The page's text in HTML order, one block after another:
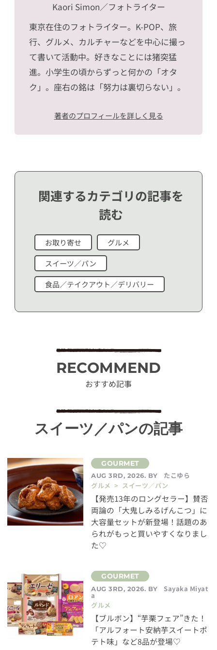
Kaori Simon／フォトライター
東京在住のフォトライター。K-POP、旅
行、グルメ、カルチャーなどを中心に撮っ
て書いて活動中。好きなことには猪突猛
進。小学生の頃からずっと何かの「オタ
ク」。座右の銘は「努力は裏切らない」。
著者のプロフィールを詳しく見る
関連するカテゴリの記事を
読む
お取り寄せ グルメ
スイーツ／パン
食品／テイクアウト／デリバリー
RECOMMEND
おすすめ記事
スイーツ／パンの記事
AUG 3RD, 2026. BY
たこゆら
グルメ > スイーツ／パン
【発売13年のロングセラー】賛否
両論の「大鬼しみるげんこつ」に
大容量セットが新登場！話題のあ
られがもっと買いやすくなりまし
た♡
AUG 3RD, 2026. BY Sayaka Miyat
a
グルメ
【ブルボン】“芋栗フェア”きた！
「アルフォート安納芋スイートポ
テト味」など8品が登場♡